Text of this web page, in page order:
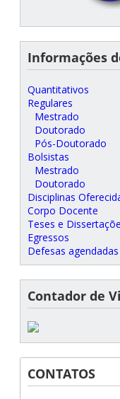
Informações
Quantitativos
Regulares
Mestrado
Doutorado
Pós-Doutorado
Bolsistas
Mestrado
Doutorado
Disciplinas
Corpo Docente
Teses e
Egressos
Defesas agendadas
Contador de
CONTATOS